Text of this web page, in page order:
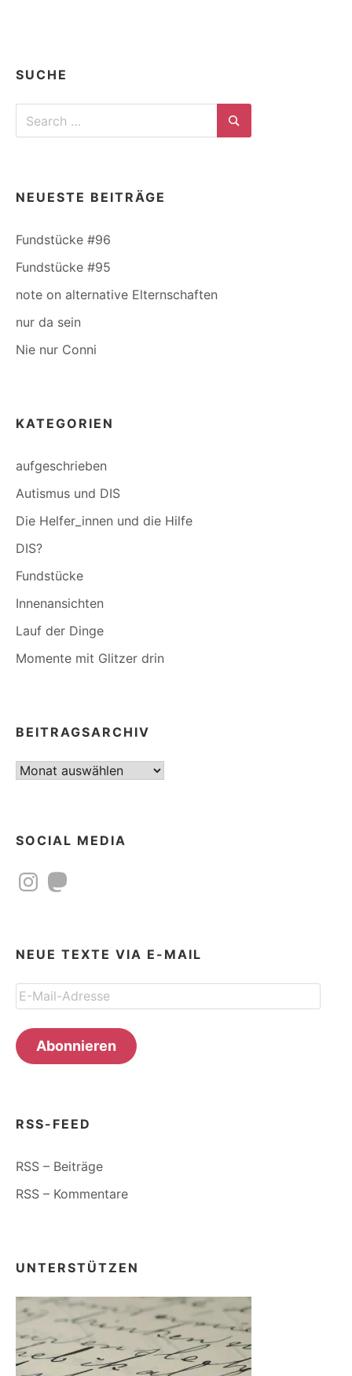
SUCHE
Search
NEUESTE BEITRÄGE
Fundstücke #96
Fundstücke #95
note on alternative Elternschaften
nur da sein
Nie nur Conni
KATEGORIEN
aufgeschrieben
Autismus und DIS
Die Helfer_innen und die Hilfe
DIS?
Fundstücke
Innenansichten
Lauf der Dinge
Momente mit Glitzer drin
BEITRAGSARCHIV
Beitragsarchiv
SOCIAL MEDIA
InstagramMastodon
NEUE TEXTE VIA E-MAIL
E-
Mail-
Adresse
Abonnieren
RSS-FEED
RSS – Beiträge
RSS – Kommentare
UNTERSTÜTZEN